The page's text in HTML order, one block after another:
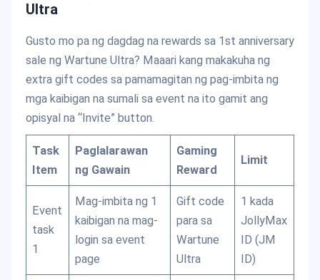
Ultra
Gusto mo pa ng dagdag na rewards sa 1st anniversary
sale ng Wartune Ultra? Maaari kang makakuha ng
extra gift codes sa pamamagitan ng pag-imbita ng
mga kaibigan na sumali sa event na ito gamit ang
opisyal na “Invite” button.
Task
Item
Paglalarawan
ng Gawain
Gaming
Reward
Limit
Event
task
1
Mag-imbita ng 1
kaibigan na mag-
login sa event
page
Gift code
para sa
Wartune
Ultra
1 kada
JollyMax
ID (JM
ID)